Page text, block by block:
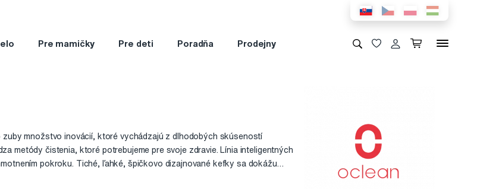
Pre mamičky Pre deti Poradňa Prodejny
množstvo inovácií, ktoré vychádzajú z dlhodobých skúseností
metódy čistenia, ktoré potrebujeme pre svoje zdravie. Línia inteligentných
pokroku. Tiché, ľahké, špičkovo dizajnované kefky sa dokážu
našu ošetrujúcu rutinu. Eliminujú nevhodné návyky a zefektívňujú